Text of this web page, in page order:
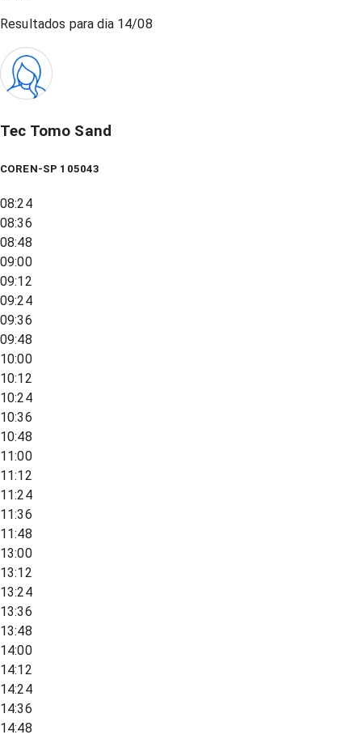
Resultados para dia 14/08
Tec Tomo Sand
COREN-SP 105043
08:24
08:36
08:48
09:00
09:12
09:24
09:36
09:48
10:00
10:12
10:24
10:36
10:48
11:00
11:12
11:24
11:36
11:48
13:00
13:12
13:24
13:36
13:48
14:00
14:12
14:24
14:36
14:48